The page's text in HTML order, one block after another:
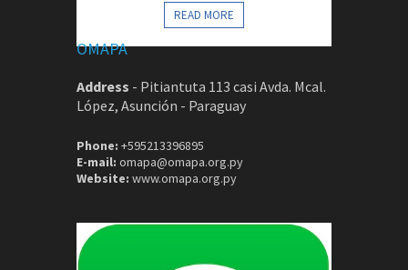
READ MORE
OMAPA
Address - Pitiantuta 113 casi Avda. Mcal.
López, Asunción - Paraguay
Phone: +595213396895
E-mail: omapa@omapa.org.py
Website: www.omapa.org.py